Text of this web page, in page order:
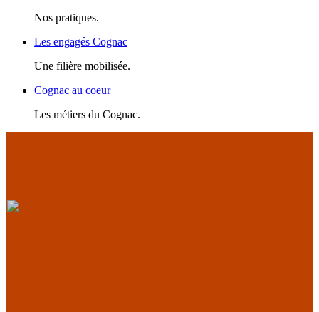
Nos pratiques.
Les engagés Cognac
Une filière mobilisée.
Cognac au coeur
Les métiers du Cognac.